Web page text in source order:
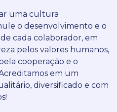
uma cultura
o desenvolvimento e o
cada colaborador, em
pelos valores humanos,
cooperação e o
em um
diversificado e com